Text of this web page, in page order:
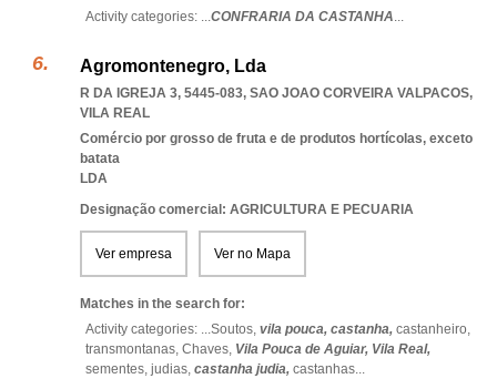
Activity categories: ...CONFRARIA DA CASTANHA...
Agromontenegro, Lda
R DA IGREJA 3, 5445-083, SAO JOAO CORVEIRA VALPACOS,
VILA REAL
Comércio por grosso de fruta e de produtos hortícolas, exceto
batata
LDA
Designação comercial: AGRICULTURA E PECUARIA
Ver empresa Ver no Mapa
Matches in the search for:
Activity categories: ...Soutos, vila pouca, castanha, castanheiro,
transmontanas, Chaves, Vila Pouca de Aguiar, Vila Real,
sementes, judias, castanha judia, castanhas...